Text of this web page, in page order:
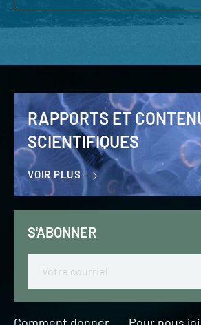
RAPPORTS ET
SCIENTIFIQUES
VOIR PLUS
S'ABONNER
Comment donner Pour nous